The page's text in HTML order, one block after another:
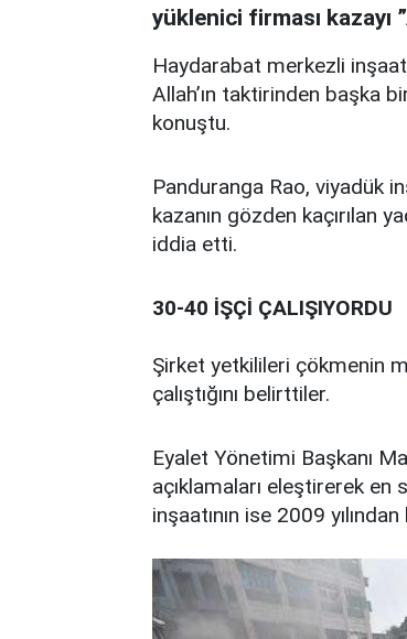
yüklenici firması kazayı
Haydarabat merkezli
Allah’ın taktirinden başka
konuştu.
Panduranga Rao, viyadük
kazanın gözden kaçırılan
iddia etti.
30-40 İŞÇİ ÇALIŞIYORDU
Şirket yetkilileri çökmenin
çalıştığını belirttiler.
Eyalet Yönetimi Başkanı
açıklamaları eleştirerek en
inşaatının ise 2009